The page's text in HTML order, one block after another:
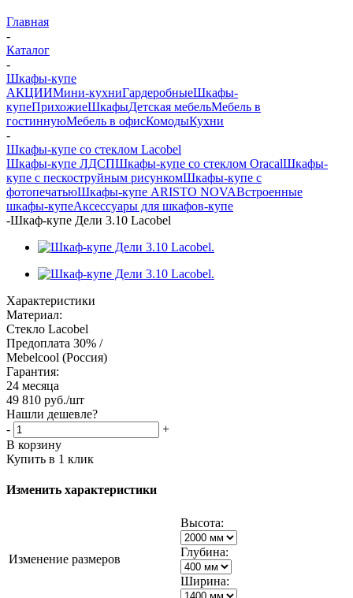
Главная
-
Каталог
-
Шкафы-купе
АКЦИИМини-кухниГардеробныеШкафы-
купеПрихожиеШкафыДетская мебельМебель в
гостиннуюМебель в офисКомодыКухни
-
Шкафы-купе со стеклом Lacobel
Шкафы-купе ЛДСПШкафы-купе со стеклом OracalШкафы-
купе с пескоструйным рисункомШкафы-купе с
фотопечатьюШкафы-купе ARISTO NOVAВстроенные
шкафы-купеАксессуары для шкафов-купе
-Шкаф-купе Дели 3.10 Lacobel
Характеристики
Материал:
Стекло Lacobel
Предоплата 30% /
Mebelcool (Россия)
Гарантия:
24 месяца
49 810 руб./шт
Нашли дешевле?
-
+
В корзину
Купить в 1 клик
Изменить характеристики
Изменение размеров
Высота:
Глубина:
Ширина: